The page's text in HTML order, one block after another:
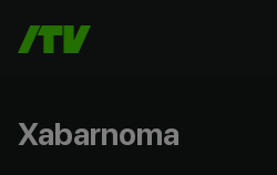
Xabarnoma